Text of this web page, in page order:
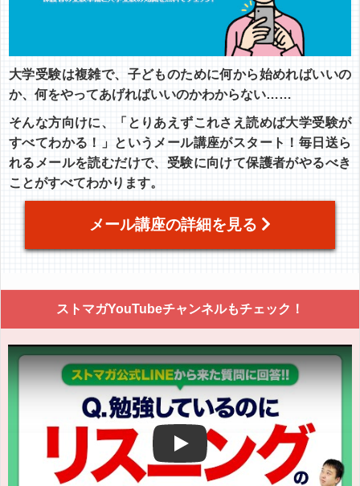
大学受験は複雑で、子どものために何から始めればいいの
か、何をやってあげればいいのかわからない……
そんな方向けに、「とりあえずこれさえ読めば大学受験が
すべてわかる！」というメール講座がスタート！毎日送ら
れるメールを読むだけで、受験に向けて保護者がやるべき
ことがすべてわかります。
メール講座の詳細を見る
ストマガYouTubeチャンネルもチェック！
Play